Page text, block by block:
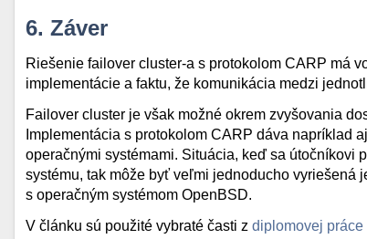
6. Záver
Riešenie failover cluster-a s protokolom CARP má
implementácie a faktu, že komunikácia medzi
Failover cluster je však možné okrem zvyšovania
Implementácia s protokolom CARP dáva napríklad
operačnými systémami. Situácia, keď sa
systému, tak môže byť veľmi jednoducho vyriešená
s operačným systémom OpenBSD.
V článku sú použité vybraté časti z diplomovej práce